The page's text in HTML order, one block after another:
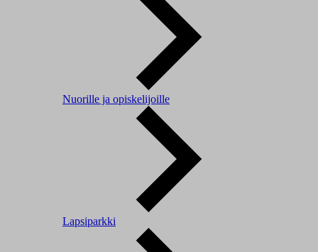
Nuorille ja opiskelijoille
Lapsiparkki